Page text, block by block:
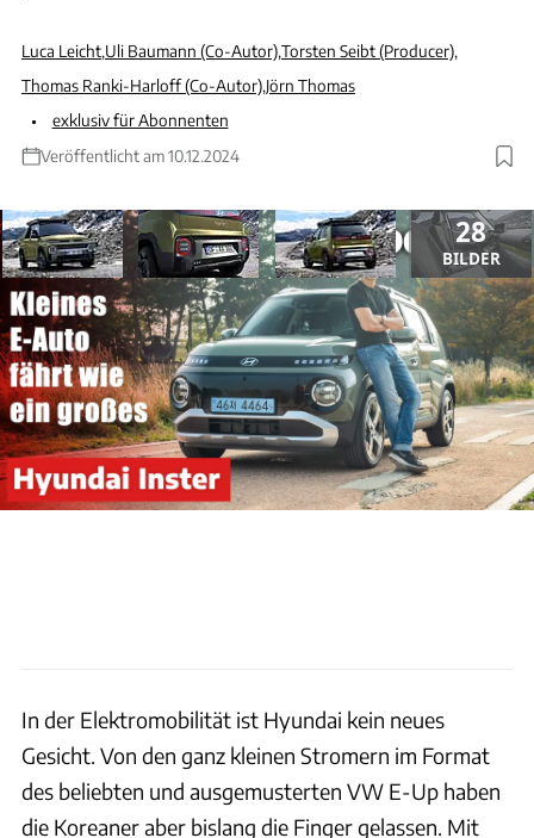
Luca Leicht,Uli Baumann (Co-Autor),Torsten Seibt (Producer),
Thomas Ranki-Harloff (Co-Autor),Jörn Thomas
exklusiv für Abonnenten
Veröffentlicht am 10.12.2024
28
BILDER
ANZEIGE
In der Elektromobilität ist Hyundai kein neues
Gesicht. Von den ganz kleinen Stromern im Format
des beliebten und ausgemusterten VW E-Up haben
die Koreaner aber bislang die Finger gelassen. Mit